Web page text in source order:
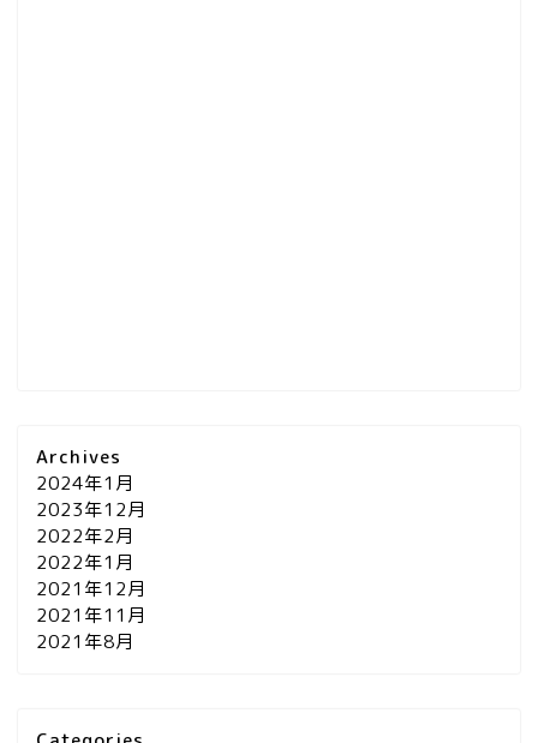
Archives
2024年1月
2023年12月
2022年2月
2022年1月
2021年12月
2021年11月
2021年8月